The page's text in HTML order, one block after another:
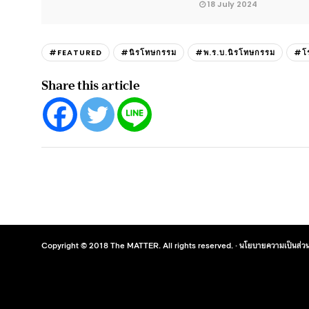
18 July 2024
#FEATURED #นิรโทษกรรม #พ.ร.บ.นิรโทษกรรม #โ
Share this article
Copyright © 2018 The MATTER. All rights reserved. ·นโยบายความเป็นส่ว